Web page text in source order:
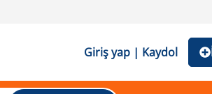
Giriş yap | Kaydol